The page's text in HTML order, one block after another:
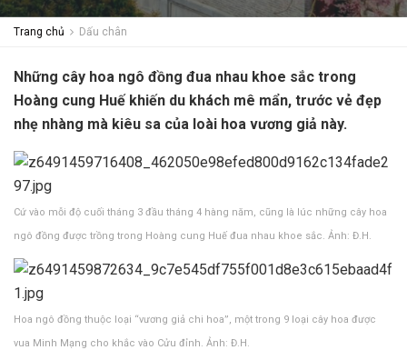
Trang chủ Dấu chân
Những cây hoa ngô đồng đua nhau khoe sắc trong
Hoàng cung Huế khiến du khách mê mẩn, trước vẻ đẹp
nhẹ nhàng mà kiêu sa của loài hoa vương giả này.
Cứ vào mỗi độ cuối tháng 3 đầu tháng 4 hàng năm, cũng là lúc những cây hoa
ngô đồng được trồng trong Hoàng cung Huế đua nhau khoe sắc. Ảnh: Đ.H.
Hoa ngô đồng thuộc loại “vương giả chi hoa”, một trong 9 loại cây hoa được
vua Minh Mạng cho khắc vào Cửu đỉnh. Ảnh: Đ.H.